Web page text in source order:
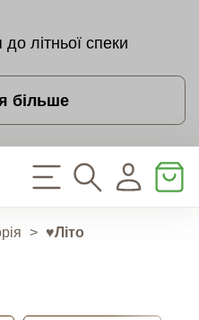
до літньої спеки
більше
> ♥Літо